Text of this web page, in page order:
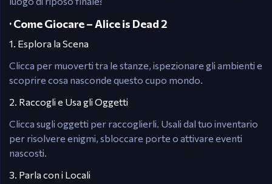
🞝 Come Giocare – Alice is Dead 2
1. Esplora la Scena
Clicca per muoverti tra le stanze, ispezionare gli ambienti e
scoprire cosa nasconde questo cupo mondo.
2. Raccogli e Usa gli Oggetti
Clicca sugli oggetti per raccoglierli. Usali dal tuo inventario
per risolvere enigmi, sbloccare porte o attivare eventi
nascosti.
3. Parla con i Locali